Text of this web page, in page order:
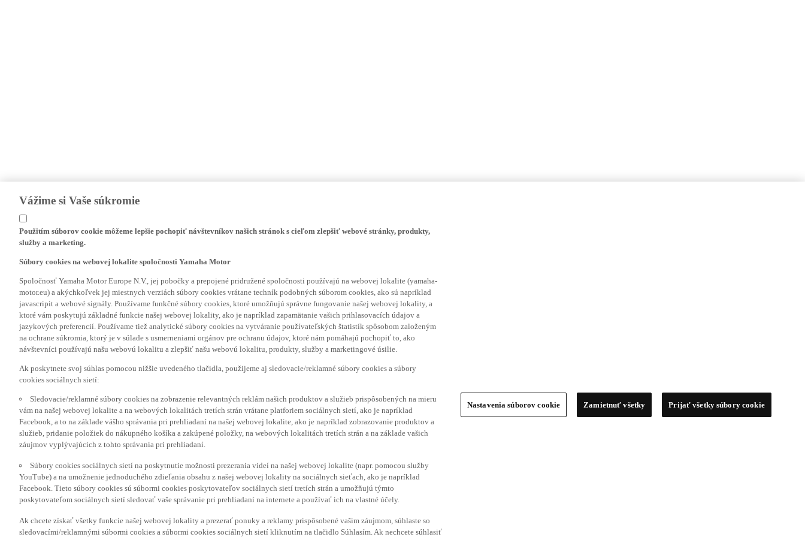
Použitím súborov cookie môžeme lepšie pochopiť návštevníkov našich stránok s cieľom zlepšiť webové stránky, produkty,
služby a marketing.
motor.eu) a akýchkoľvek jej miestnych verziách súbory cookies vrátane techník podobných súborom cookies, ako sú napríklad
javascripit a webové signály. Používame funkčné súbory cookies, ktoré umožňujú správne fungovanie našej webovej lokality, a
ktoré vám poskytujú základné funkcie našej webovej lokality, ako je napríklad zapamätanie vašich prihlasovacích údajov a
jazykových preferencií. Používame tiež analytické súbory cookies na vytváranie používateľských štatistík spôsobom založeným
na ochrane súkromia, ktorý je v súlade s usmerneniami orgánov pre ochranu údajov, ktoré nám pomáhajú pochopiť to, ako
návštevníci používajú našu webovú lokalitu a zlepšiť našu webovú lokalitu, produkty, služby a marketingové úsilie.
cookies sociálnych sietí:
vám na našej webovej lokalite a na webových lokalitách tretích strán vrátane platforiem sociálnych sietí, ako je napríklad
Facebook, a to na základe vášho správania pri prehliadaní na našej webovej lokalite, ako je napríklad zobrazovanie produktov a
služieb, pridanie položiek do nákupného košíka a zakúpené položky, na webových lokalitách tretích strán a na základe vašich
záujmov vyplývajúcich z tohto správania pri prehliadaní.
YouTube) a na umožnenie jednoduchého zdieľania obsahu z našej webovej lokality na sociálnych sieťach, ako je napríklad
Facebook. Tieto súbory cookies sú súbormi cookies poskytovateľov sociálnych sietí tretích strán a umožňujú týmto
poskytovateľom sociálnych sietí sledovať vaše správanie pri prehliadaní na internete a používať ich na vlastné účely.
sledovacími/reklamnými súbormi cookies a súbormi cookies sociálnych sietí kliknutím na tlačidlo Súhlasím. Ak nechcete súhlasiť
s týmito súbormi cookies alebo chcete súhlasiť iba s určitými kategóriami súborov cookies (ako napríklad iba súbory cookies
Nastavenia súborov cookie Zamietnuť všetky Prijať všetky súbory cookie